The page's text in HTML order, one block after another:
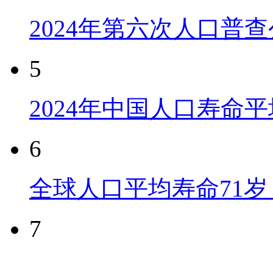
2024年第六次人口普
5
2024年中国人口寿命
6
全球人口平均寿命71
7